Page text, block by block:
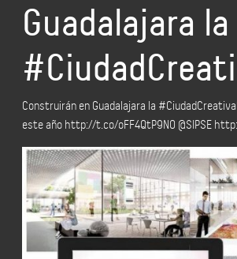
Guadalajara la
Construirán en Guadalajara la
este año http://t.co/oFF4QtP9NO @SIPSE